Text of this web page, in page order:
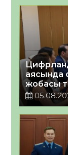
аясында
жобасы